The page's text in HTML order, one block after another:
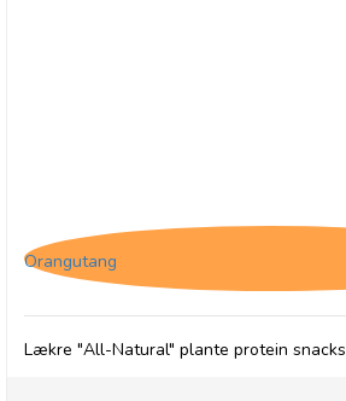
Orangutang
Lækre "All-Natural" plante protein snacks